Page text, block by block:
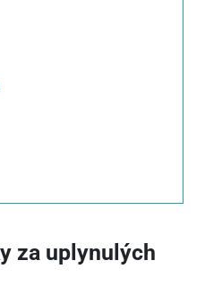
za uplynulých